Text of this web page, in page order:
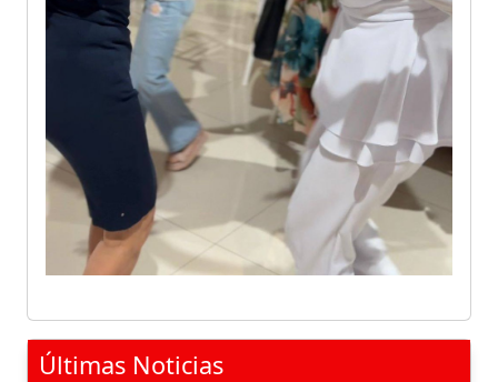
Últimas Noticias